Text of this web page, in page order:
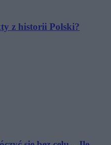
z historii Polski?